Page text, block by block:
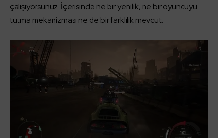
çalışıyorsunuz. İçerisinde ne bir yenilik, ne bir oyuncuyu
tutma mekanizması ne de bir farklılık mevcut.